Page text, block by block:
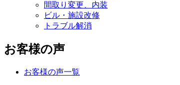
間取り変更、内装
ビル・施設改修
トラブル解消
お客様の声
お客様の声一覧